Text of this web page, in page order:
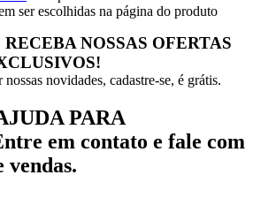
ser escolhidas na página do produto
NOSSAS OFERTAS
novidades, cadastre-se, é grátis.
PARA
em contato e fale com
vendas.